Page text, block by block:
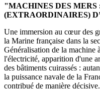
"MACHINES DES
(EXTRAORDINAIRES)
Une immersion au cœur des
la Marine française dans la
Généralisation de la machine
l'électricité, apparition d'une
des bâtiments cuirassés :
la puissance navale de la
contribué de manière décisive.